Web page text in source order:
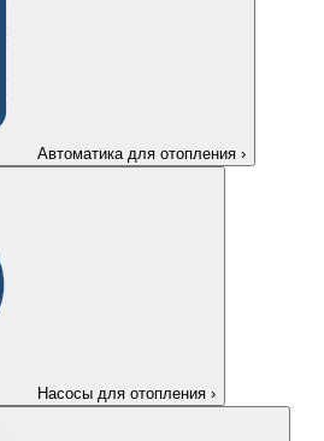
Автоматика для отопления ›
Насосы для отопления ›